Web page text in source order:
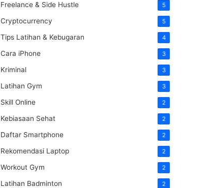
Freelance & Side Hustle 5
Cryptocurrency 5
Tips Latihan & Kebugaran 4
Cara iPhone 3
Kriminal 3
Latihan Gym 3
Skill Online 2
Kebiasaan Sehat 2
Daftar Smartphone 2
Rekomendasi Laptop 2
Workout Gym 2
Latihan Badminton 2